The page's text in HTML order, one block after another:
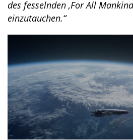
des fesselnden ,For All
einzutauchen.“